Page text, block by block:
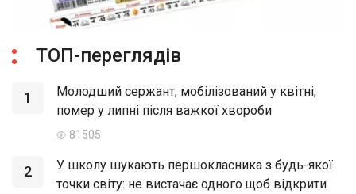
ТОП-переглядів
1
Молодший сержант, мобілізований у квітні,
помер у липні після важкої хвороби
81505
2
У школу шукають першокласника з будь-якої
точки світу: не вистачає одного щоб відкрити